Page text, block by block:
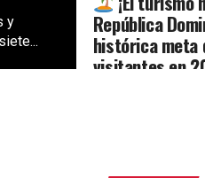
y
República
histórica meta
visitantes en